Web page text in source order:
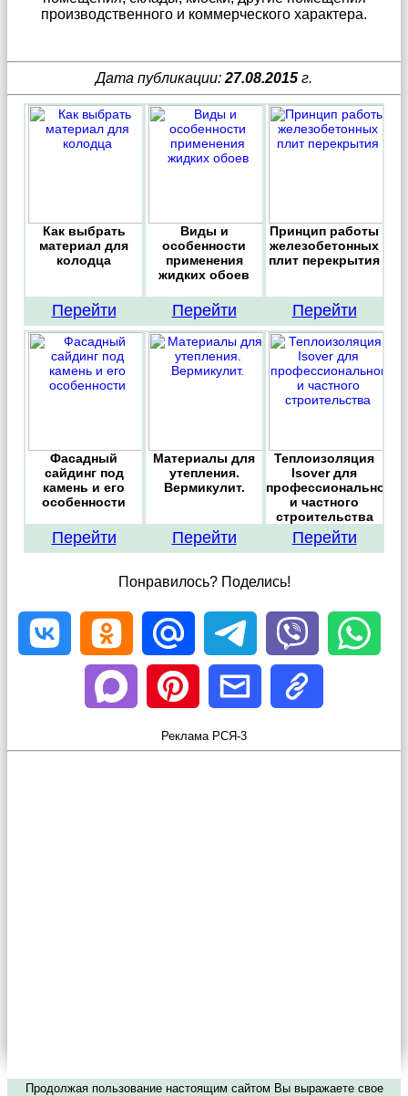
производственного и коммерческого характера.
Дата публикации: 27.08.2015 г.
Как выбрать
материал для
колодца
Перейти
Виды и
особенности
применения
жидких обоев
Перейти
Принцип работы
железобетонных
плит перекрытия
Перейти
Фасадный
сайдинг под
камень и его
особенности
Перейти
Материалы для
утепления.
Вермикулит.
Перейти
Теплоизоляция
Isover для
профессионального
и частного
строительства
Перейти
Понравилось? Поделись!
Реклама РСЯ-3
Продолжая пользование настоящим сайтом Вы выражаете свое